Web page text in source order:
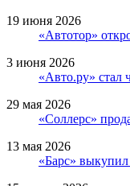
19 июня 2026
«Автотор»
3 июня 2026
«Авто.ру» стал
29 мая 2026
«Соллерс»
13 мая 2026
«Барс»